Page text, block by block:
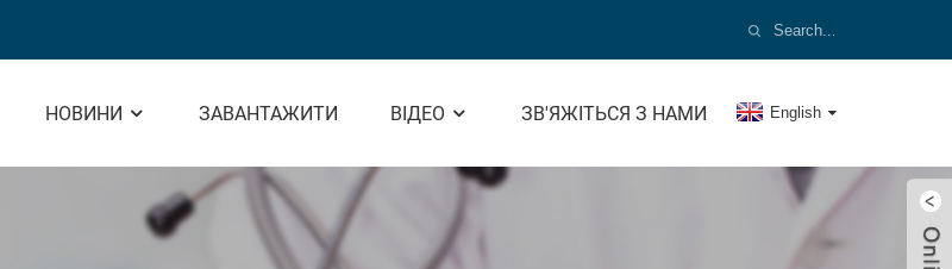
НОВИНИ ЗАВАНТАЖИТИ ВІДЕО ЗВ'ЯЖІТЬСЯ З НАМИ English